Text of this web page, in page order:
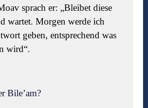
sprach er: „Bleibet diese
wartet. Morgen werde ich
geben, entsprechend was
wird“.
Bile’am?